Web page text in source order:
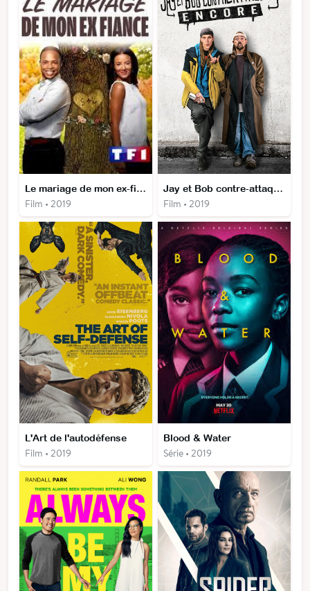
Le mariage de mon ex-fiancé
Film • 2019
Jay et Bob contre-attaquent... encore
Film • 2019
L'Art de l'autodéfense
Film • 2019
Blood & Water
Série • 2019